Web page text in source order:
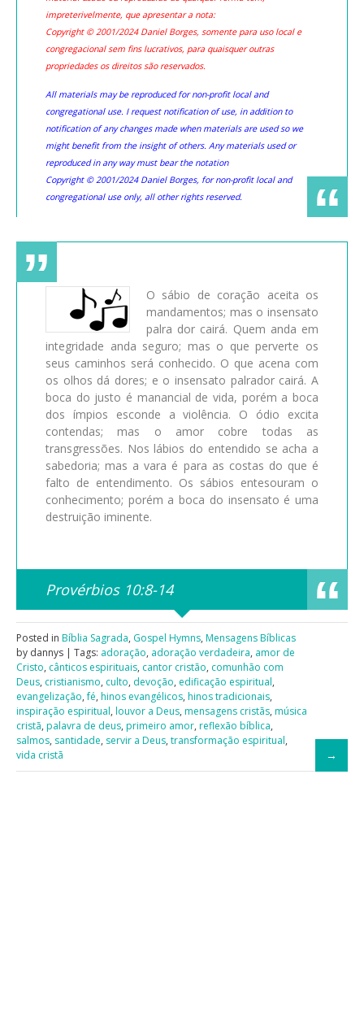
impreterivelmente, que apresentar a nota:
Copyright © 2001/2024 Daniel Borges, somente para uso local e
congregacional sem fins lucrativos, para quaisquer outras
propriedades os direitos são reservados.
All materials may be reproduced for non-profit local and
congregational use. I request notification of use, in addition to
notification of any changes made when materials are used so we
might benefit from the insight of others. Any materials used or
reproduced in any way must bear the notation
Copyright © 2001/2024 Daniel Borges, for non-profit local and
congregational use only, all other rights reserved.
O sábio de coração aceita os
mandamentos; mas o insensato
palra dor cairá. Quem anda em
integridade anda seguro; mas o que perverte os
seus caminhos será conhecido. O que acena com
os olhos dá dores; e o insensato palrador cairá. A
boca do justo é manancial de vida, porém a boca
dos ímpios esconde a violência. O ódio excita
contendas; mas o amor cobre todas as
transgressões. Nos lábios do entendido se acha a
sabedoria; mas a vara é para as costas do que é
falto de entendimento. Os sábios entesouram o
conhecimento; porém a boca do insensato é uma
destruição iminente.
Provérbios 10:8-14
Posted in Bíblia Sagrada, Gospel Hymns, Mensagens Bíblicas
by dannys | Tags: adoração, adoração verdadeira, amor de
Cristo, cânticos espirituais, cantor cristão, comunhão com
Deus, cristianismo, culto, devoção, edificação espiritual,
evangelização,fé, hinos evangélicos, hinos tradicionais,
inspiração espiritual, louvor a Deus, mensagens cristãs, música
cristã, palavra de deus, primeiro amor, reflexão bíblica,
salmos, santidade, servir a Deus, transformação espiritual,
vida cristã